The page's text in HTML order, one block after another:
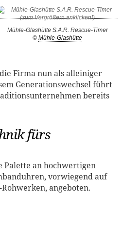
Mühle-Glashütte S.A.R. Rescue-Timer
© Mühle-Glashütte
die Firma nun als alleiniger
Generationswechsel führt
bereits
fürs
Palette an hochwertigen
vorwiegend auf
-Rohwerken, angeboten.